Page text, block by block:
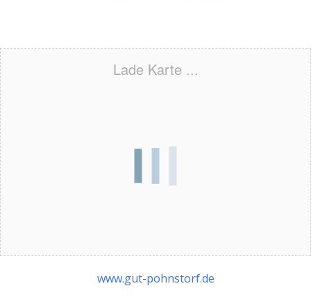
Lade Karte ...
www.gut-pohnstorf.de